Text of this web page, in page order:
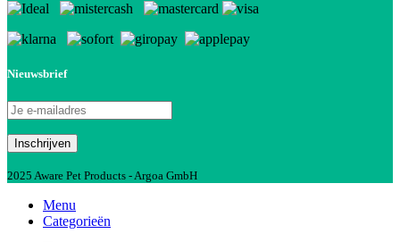
Nieuwsbrief
2025 Aware Pet Products - Argoa GmbH
Menu
Categorieën